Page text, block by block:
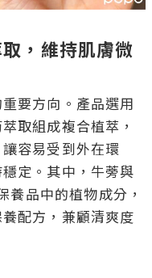
，維持肌膚微
要方向。產品選用
取組成複合植萃，
容易受到外在環
定。其中，牛蒡與
養品中的植物成分，
配方，兼顧清爽度